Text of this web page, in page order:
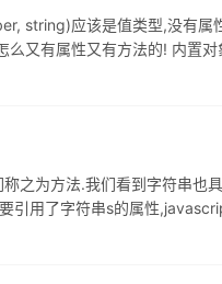
string)应该是值类型,没有属
又有属性又有方法的! 内置
之为方法.我们看到字符串也
用了字符串s的属性